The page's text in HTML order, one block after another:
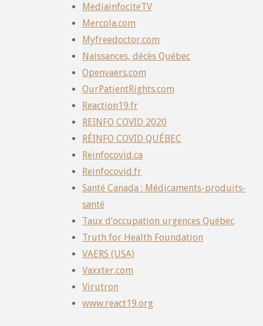
MediainfociteTV
Mercola.com
Myfreedoctor.com
Naissances, décès Québec
Openvaers.com
OurPatientRights.com
Reaction19.fr
REINFO COVID 2020
RÉINFO COVID QUÉBEC
Reinfocovid.ca
Reinfocovid.fr
Santé Canada : Médicaments-produits-
santé
Taux d’occupation urgences Québec
Truth for Health Foundation
VAERS (USA)
Vaxxter.com
Virutron
www.react19.org